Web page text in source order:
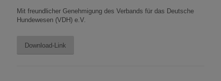
Mit freundlicher Genehmigung des Verbands für das Deutsche
Hundewesen (VDH) e.V.
Download-Link